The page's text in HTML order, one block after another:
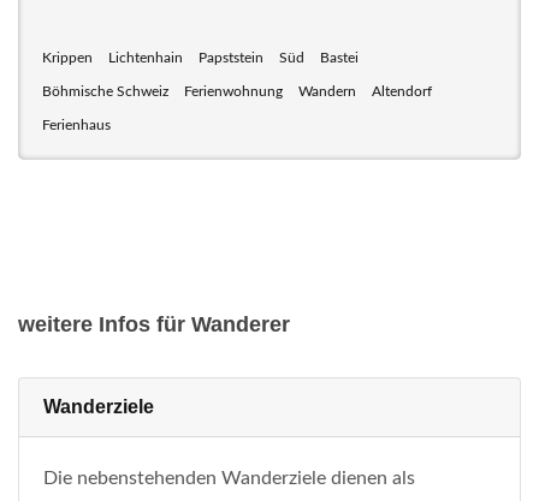
Krippen Lichtenhain Papststein Süd Bastei
Böhmische Schweiz Ferienwohnung Wandern Altendorf
Ferienhaus
weitere Infos für Wanderer
Wanderziele
Die nebenstehenden Wanderziele dienen als